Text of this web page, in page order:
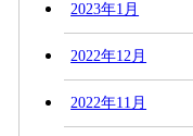
2023年1月
2022年12月
2022年11月